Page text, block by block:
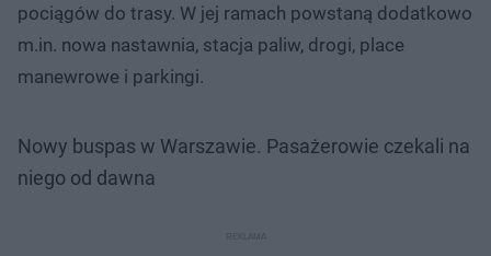
pociągów do trasy. W jej ramach powstaną dodatkowo
m.in. nowa nastawnia, stacja paliw, drogi, place
manewrowe i parkingi.
Nowy buspas w Warszawie. Pasażerowie czekali na
niego od dawna